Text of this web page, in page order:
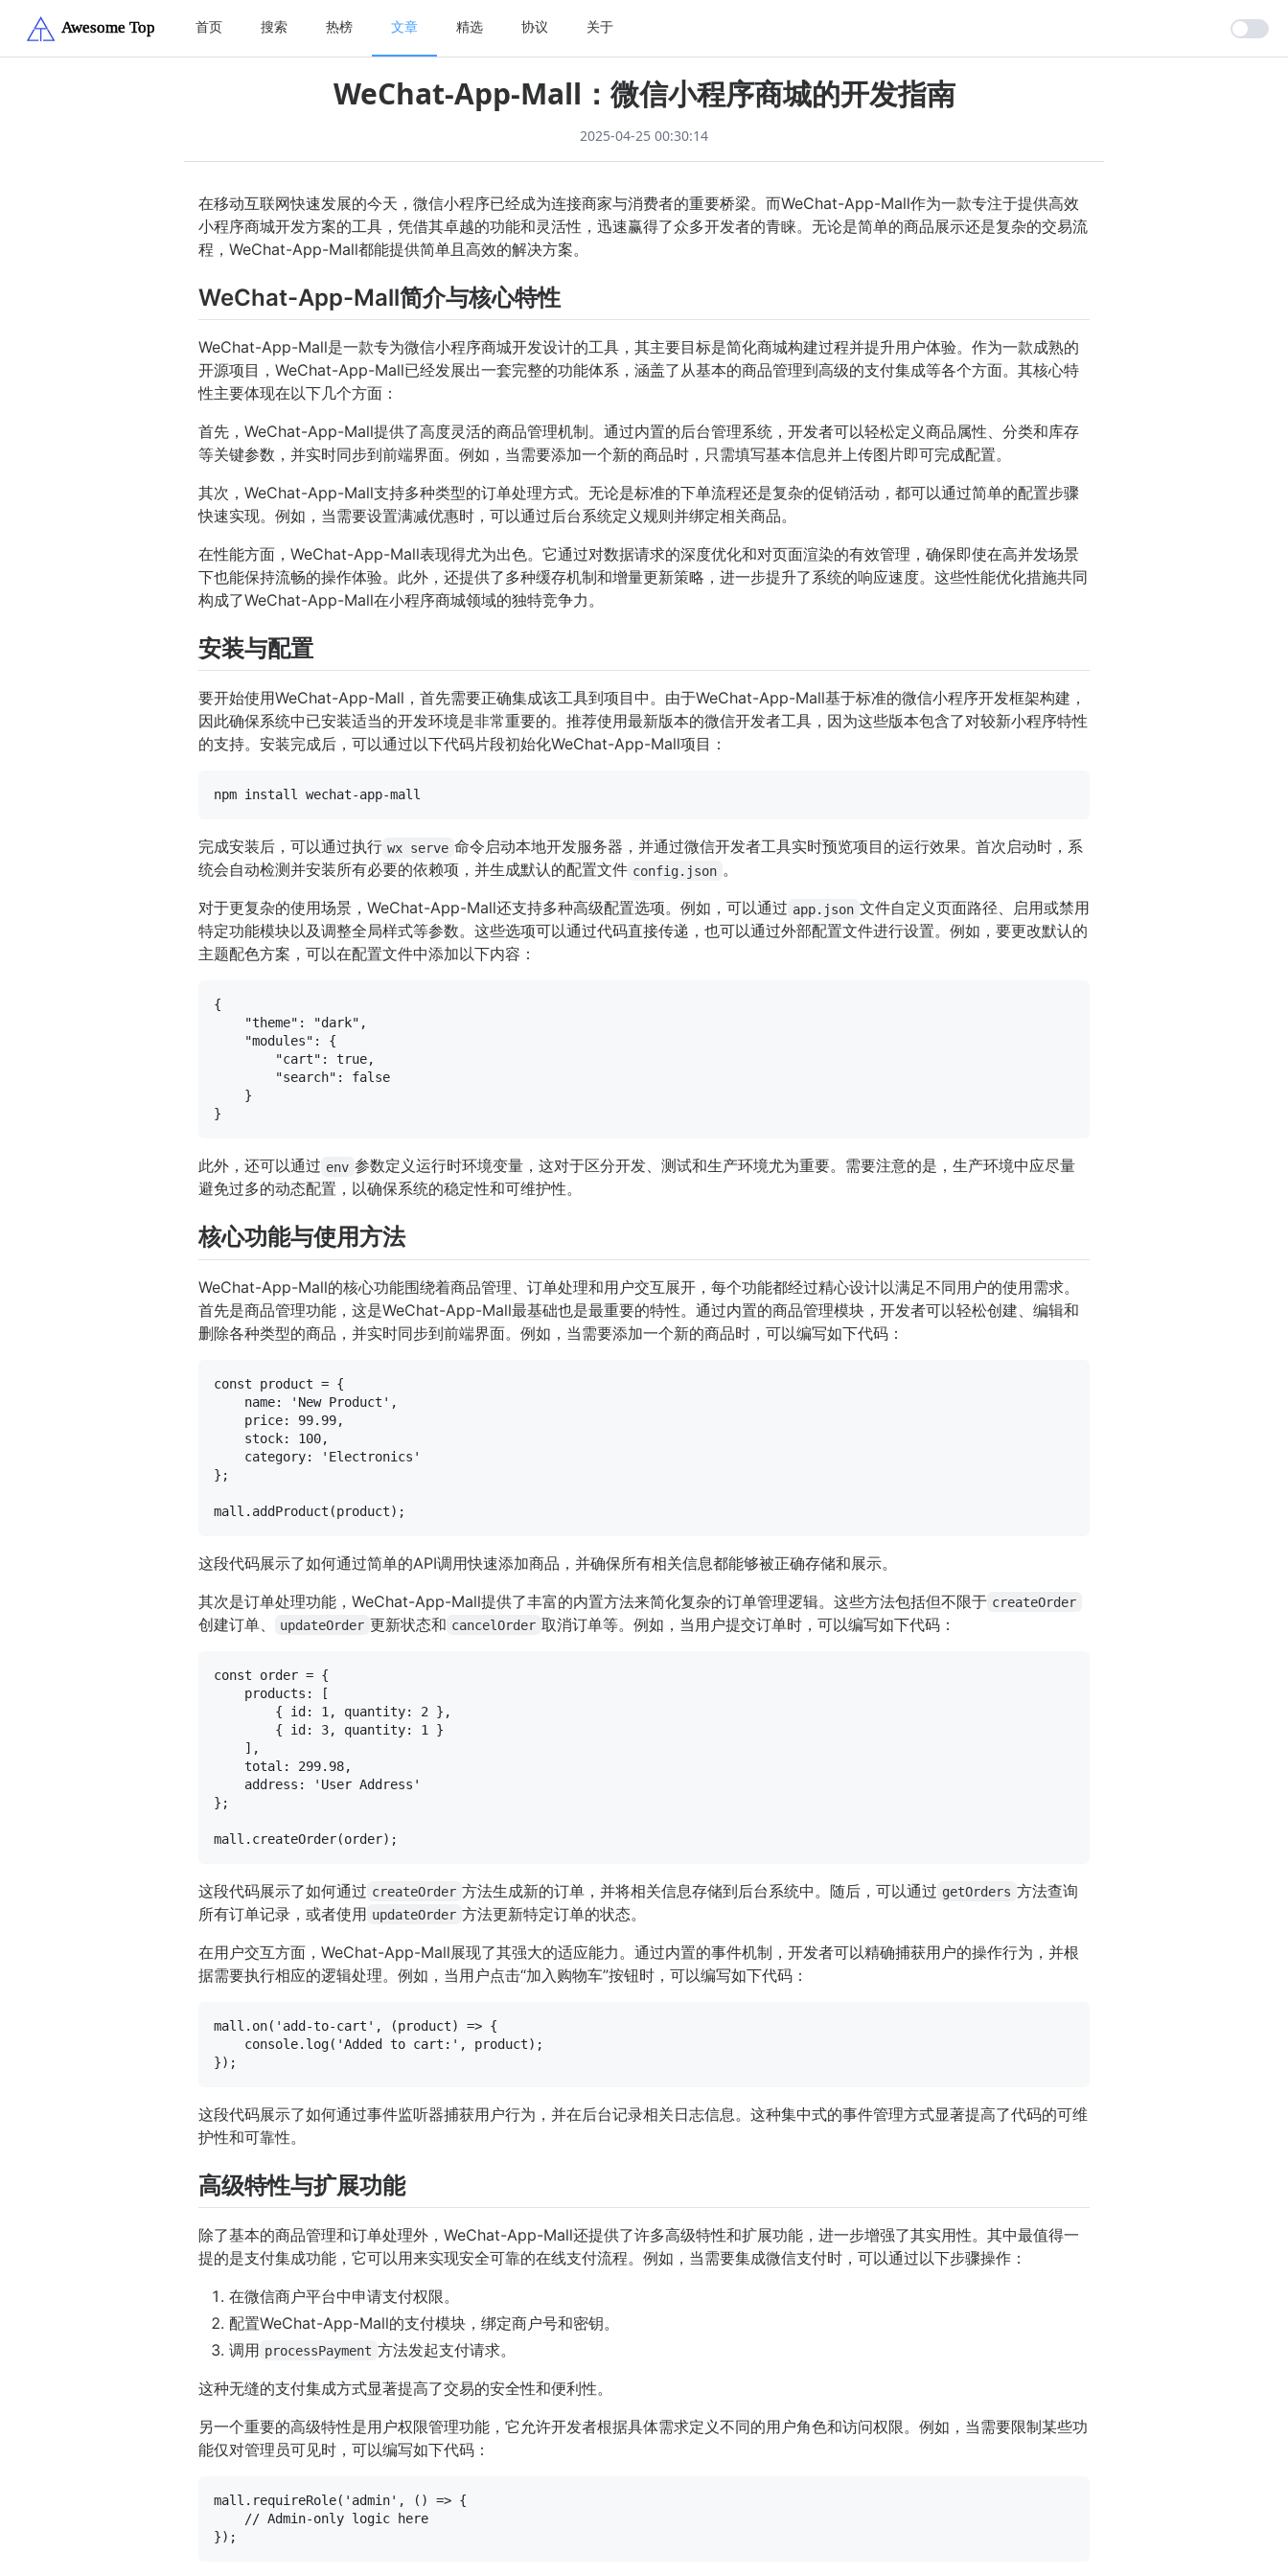
首页 搜索 热榜 文章 精选 协议 关于
WeChat-App-Mall：微信小程序商城的开发指南
2025-04-25 00:30:14
在移动互联网快速发展的今天，微信小程序已经成为连接商家与消费者的重要桥梁。而WeChat-App-Mall作为一款专注于提供高效
小程序商城开发方案的工具，凭借其卓越的功能和灵活性，迅速赢得了众多开发者的青睐。无论是简单的商品展示还是复杂的交易流
程，WeChat-App-Mall都能提供简单且高效的解决方案。
WeChat-App-Mall简介与核心特性
WeChat-App-Mall是一款专为微信小程序商城开发设计的工具，其主要目标是简化商城构建过程并提升用户体验。作为一款成熟的
开源项目，WeChat-App-Mall已经发展出一套完整的功能体系，涵盖了从基本的商品管理到高级的支付集成等各个方面。其核心特
性主要体现在以下几个方面：
首先，WeChat-App-Mall提供了高度灵活的商品管理机制。通过内置的后台管理系统，开发者可以轻松定义商品属性、分类和库存
等关键参数，并实时同步到前端界面。例如，当需要添加一个新的商品时，只需填写基本信息并上传图片即可完成配置。
其次，WeChat-App-Mall支持多种类型的订单处理方式。无论是标准的下单流程还是复杂的促销活动，都可以通过简单的配置步骤
快速实现。例如，当需要设置满减优惠时，可以通过后台系统定义规则并绑定相关商品。
在性能方面，WeChat-App-Mall表现得尤为出色。它通过对数据请求的深度优化和对页面渲染的有效管理，确保即使在高并发场景
下也能保持流畅的操作体验。此外，还提供了多种缓存机制和增量更新策略，进一步提升了系统的响应速度。这些性能优化措施共同
构成了WeChat-App-Mall在小程序商城领域的独特竞争力。
安装与配置
要开始使用WeChat-App-Mall，首先需要正确集成该工具到项目中。由于WeChat-App-Mall基于标准的微信小程序开发框架构建，
因此确保系统中已安装适当的开发环境是非常重要的。推荐使用最新版本的微信开发者工具，因为这些版本包含了对较新小程序特性
的支持。安装完成后，可以通过以下代码片段初始化WeChat-App-Mall项目：
完成安装后，可以通过执行 wx serve 命令启动本地开发服务器，并通过微信开发者工具实时预览项目的运行效果。首次启动时，系
统会自动检测并安装所有必要的依赖项，并生成默认的配置文件 config.json 。
对于更复杂的使用场景，WeChat-App-Mall还支持多种高级配置选项。例如，可以通过 app.json 文件自定义页面路径、启用或禁用
特定功能模块以及调整全局样式等参数。这些选项可以通过代码直接传递，也可以通过外部配置文件进行设置。例如，要更改默认的
主题配色方案，可以在配置文件中添加以下内容：
{
"theme" : "dark" ,
"modules" :
{
"cart" : true,
"search" :
false
}
}
此外，还可以通过 env 参数定义运行时环境变量，这对于区分开发、测试和生产环境尤为重要。需要注意的是，生产环境中应尽量
避免过多的动态配置，以确保系统的稳定性和可维护性。
核心功能与使用方法
WeChat-App-Mall的核心功能围绕着商品管理、订单处理和用户交互展开，每个功能都经过精心设计以满足不同用户的使用需求。
首先是商品管理功能，这是WeChat-App-Mall最基础也是最重要的特性。通过内置的商品管理模块，开发者可以轻松创建、编辑和
删除各种类型的商品，并实时同步到前端界面。例如，当需要添加一个新的商品时，可以编写如下代码：
const product = {
name: 'New Product' ,
price: 99.99,
stock: 100,
category:
'Electronics'
};
mall. addProduct
这段代码展示了如何通过简单的API调用快速添加商品，并确保所有相关信息都能够被正确存储和展示。
其次是订单处理功能，WeChat-App-Mall提供了丰富的内置方法来简化复杂的订单管理逻辑。这些方法包括但不限于 createOrder
创建订单、 updateOrder 更新状态和 cancelOrder 取消订单等。例如，当用户提交订单时，可以编写如下代码：
const order = {
products : [
        {
id: 1 , quantity: 2 },
        {
id: 3, quantity: 1
}
    ],
total : 299.98,
address :
'User Address'
};
mall. createOrder
这段代码展示了如何通过 createOrder 方法生成新的订单，并将相关信息存储到后台系统中。随后，可以通过 getOrders 方法查询
所有订单记录，或者使用 updateOrder 方法更新特定订单的状态。
在用户交互方面，WeChat-App-Mall展现了其强大的适应能力。通过内置的事件机制，开发者可以精确捕获用户的操作行为，并根
据需要执行相应的逻辑处理。例如，当用户点击“加入购物车”按钮时，可以编写如下代码：
mall. on( 'add-to-cart' , (product) => {
console. log( 'Added to cart:' , product);
这段代码展示了如何通过事件监听器捕获用户行为，并在后台记录相关日志信息。这种集中式的事件管理方式显著提高了代码的可维
护性和可靠性。
高级特性与扩展功能
除了基本的商品管理和订单处理外，WeChat-App-Mall还提供了许多高级特性和扩展功能，进一步增强了其实用性。其中最值得一
提的是支付集成功能，它可以用来实现安全可靠的在线支付流程。例如，当需要集成微信支付时，可以通过以下步骤操作：
在微信商户平台中申请支付权限。
配置WeChat-App-Mall的支付模块，绑定商户号和密钥。
调用 processPayment 方法发起支付请求。
这种无缝的支付集成方式显著提高了交易的安全性和便利性。
另一个重要的高级特性是用户权限管理功能，它允许开发者根据具体需求定义不同的用户角色和访问权限。例如，当需要限制某些功
能仅对管理员可见时，可以编写如下代码：
mall. requireRole( 'admin' , () => {
// Admin-only logic here